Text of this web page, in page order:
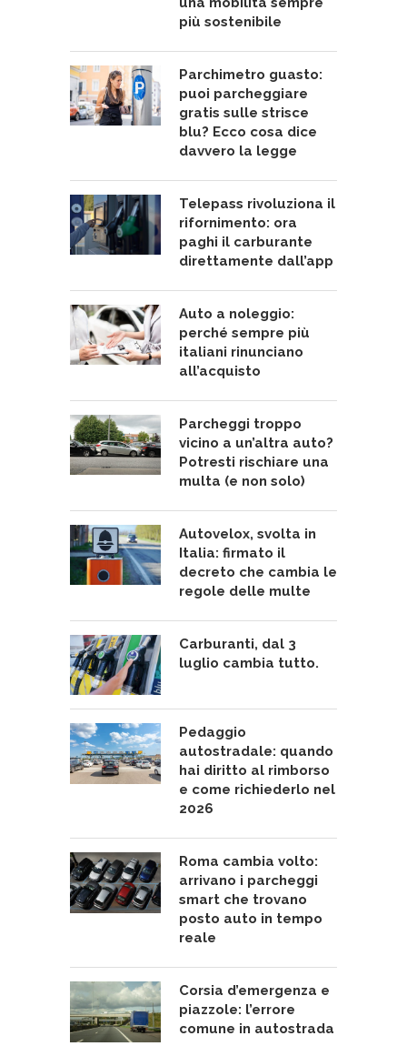
più sostenibile
Parchimetro guasto:
puoi parcheggiare
gratis sulle strisce
blu? Ecco cosa dice
davvero la legge
Telepass rivoluziona il
rifornimento: ora
paghi il carburante
direttamente dall’app
Auto a noleggio:
perché sempre più
italiani rinunciano
all’acquisto
Parcheggi troppo
vicino a un’altra auto?
Potresti rischiare una
multa (e non solo)
Autovelox, svolta in
Italia: firmato il
decreto che cambia le
regole delle multe
Carburanti, dal 3
luglio cambia tutto.
Pedaggio
autostradale: quando
hai diritto al rimborso
e come richiederlo nel
2026
Roma cambia volto:
arrivano i parcheggi
smart che trovano
posto auto in tempo
reale
Corsia d’emergenza e
piazzole: l’errore
comune in autostrada